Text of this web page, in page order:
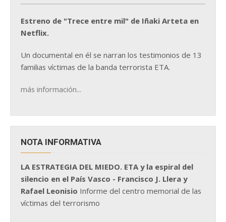
Estreno de "Trece entre mil" de Iñaki Arteta en
Netflix.
Un documental en él se narran los testimonios de 13
familias víctimas de la banda terrorista ETA.
más información...
NOTA INFORMATIVA
LA ESTRATEGIA DEL MIEDO. ETA y la espiral del
silencio en el País Vasco - Francisco J. Llera y
Rafael Leonisio Informe del centro memorial de las
víctimas del terrorismo